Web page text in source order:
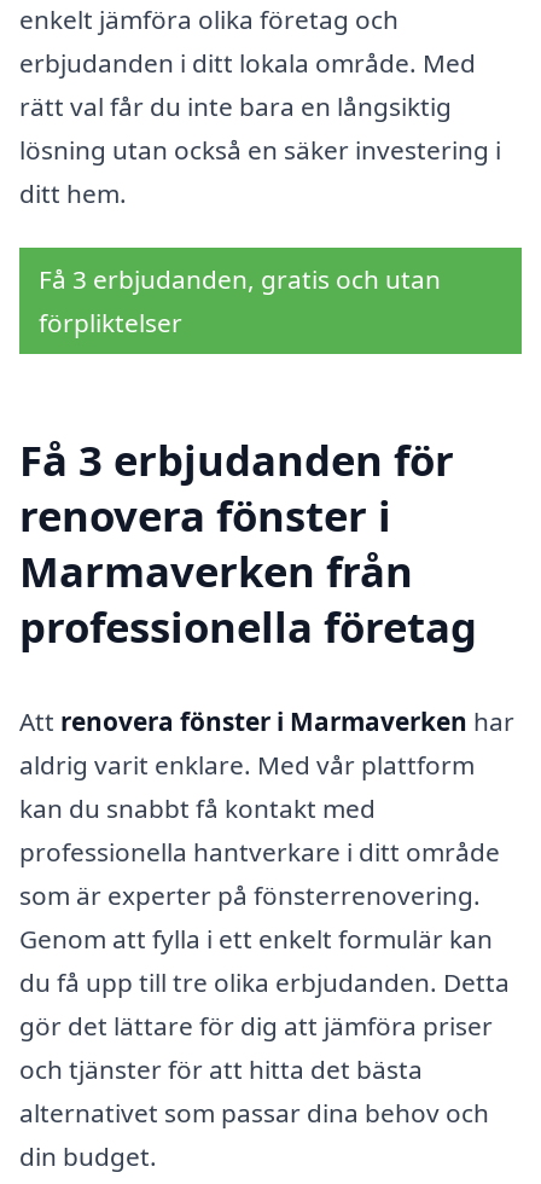
enkelt jämföra olika företag och
erbjudanden i ditt lokala område. Med
rätt val får du inte bara en långsiktig
lösning utan också en säker investering i
ditt hem.
Få 3 erbjudanden, gratis och utan
förpliktelser
Få 3 erbjudanden för
renovera fönster i
Marmaverken från
professionella företag
Att renovera fönster i Marmaverken har
aldrig varit enklare. Med vår plattform
kan du snabbt få kontakt med
professionella hantverkare i ditt område
som är experter på fönsterrenovering.
Genom att fylla i ett enkelt formulär kan
du få upp till tre olika erbjudanden. Detta
gör det lättare för dig att jämföra priser
och tjänster för att hitta det bästa
alternativet som passar dina behov och
din budget.